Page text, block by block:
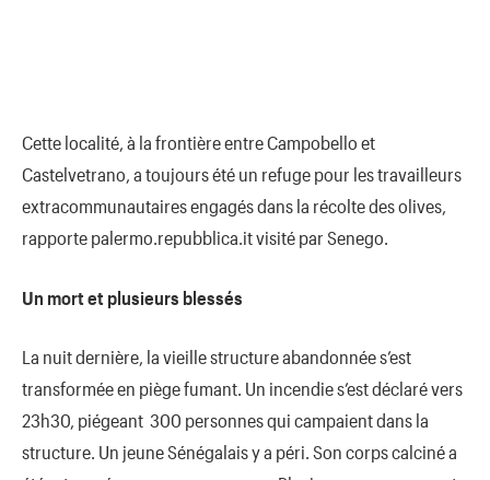
Cette localité, à la frontière entre Campobello et
Castelvetrano, a toujours été un refuge pour les travailleurs
extracommunautaires engagés dans la récolte des olives,
rapporte palermo.repubblica.it visité par Senego.
Un mort et plusieurs blessés
La nuit dernière, la vieille structure abandonnée s’est
transformée en piège fumant. Un incendie s’est déclaré vers
23h30, piégeant 300 personnes qui campaient dans la
structure. Un jeune Sénégalais y a péri. Son corps calciné a